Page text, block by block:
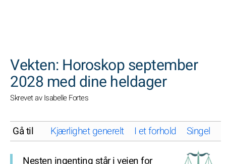
Vekten: Horoskop september
2028 med dine heldager
Skrevet av Isabelle Fortes
Gå til Kjærlighet generelt I et forhold Singel
Nesten ingenting står i veien for